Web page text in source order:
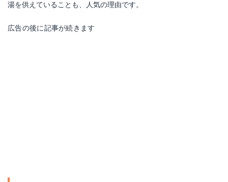
湯を供えていることも、人気の理由です。
広告の後に記事が続きます